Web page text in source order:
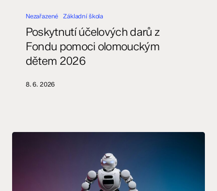
účelových
Fondu
pomoci
dětem
Nezařazené Základní škola
Poskytnutí účelových darů z
Fondu pomoci olomouckým
dětem 2026
8. 6. 2026